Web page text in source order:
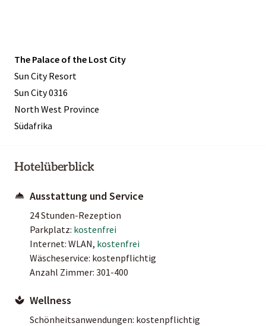
The Palace of the Lost City
Sun City Resort
Sun City 0316
North West Province
Südafrika
Hotelüberblick
Ausstattung und Service
24 Stunden-Rezeption
Parkplatz: kostenfrei
Internet: WLAN, kostenfrei
Wäscheservice: kostenpflichtig
Anzahl Zimmer: 301-400
Wellness
Schönheitsanwendungen: kostenpflichtig